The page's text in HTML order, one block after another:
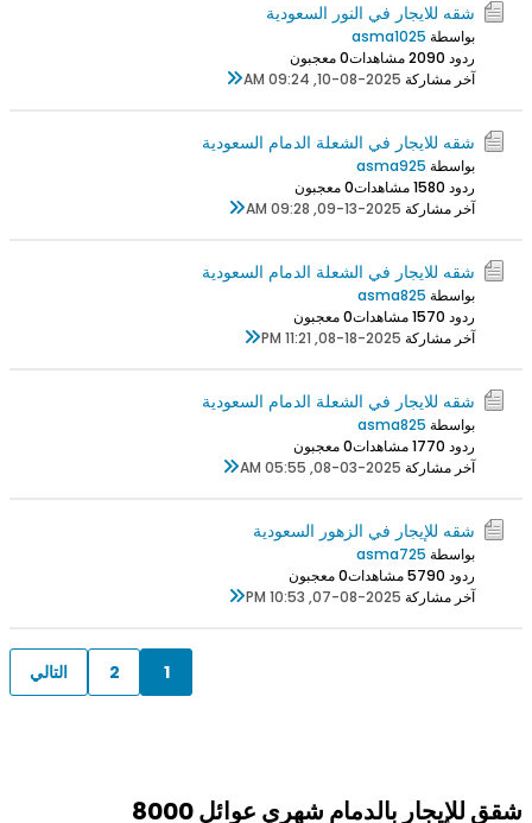
شقه للايجار في النور السعودية
بواسطة asma1025
ردود 0
209 مشاهدات
0 معجبون
آخر مشاركة 10-08-2025, 09:24 AM
شقه للايجار في الشعلة الدمام السعودية
بواسطة asma925
ردود 0
158 مشاهدات
0 معجبون
آخر مشاركة 09-13-2025, 09:28 AM
شقه للايجار في الشعلة الدمام السعودية
بواسطة asma825
ردود 0
157 مشاهدات
0 معجبون
آخر مشاركة 08-18-2025, 11:21 PM
شقه للايجار في الشعلة الدمام السعودية
بواسطة asma825
ردود 0
177 مشاهدات
0 معجبون
آخر مشاركة 08-03-2025, 05:55 AM
شقه للإيجار في الزهور السعودية
بواسطة asma725
ردود 0
579 مشاهدات
0 معجبون
آخر مشاركة 07-08-2025, 10:53 PM
1
2 التالي
شقق للإيجار بالدمام شهري عوائل 8000